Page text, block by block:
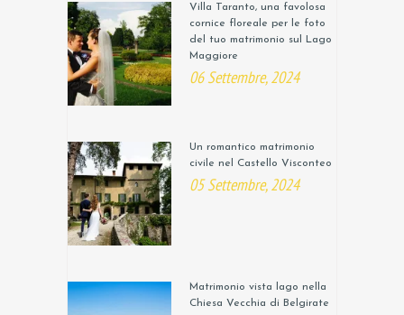
Villa Taranto, una favolosa
cornice floreale per le foto
del tuo matrimonio sul Lago
Maggiore
06 Settembre, 2024
Un romantico matrimonio
civile nel Castello Visconteo
05 Settembre, 2024
Matrimonio vista lago nella
Chiesa Vecchia di Belgirate